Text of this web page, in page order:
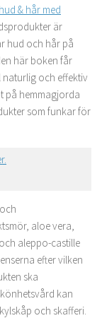
& hår med
är
hud och hår på
här boken får
och effektiv
på hemmagjorda
som funkar för
aloe vera,
aleppo-castille
efter vilken
ska
kan
och skafferi.